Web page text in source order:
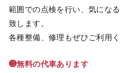
範囲での点検を行い、気にな
致します。
各種整備、修理もぜひご利用く
❸無料の代車あります